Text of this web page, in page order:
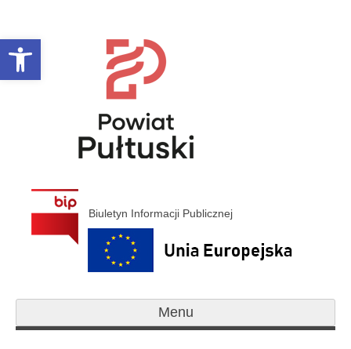
Open toolbar
Biuletyn Informacji Publicznej
Menu